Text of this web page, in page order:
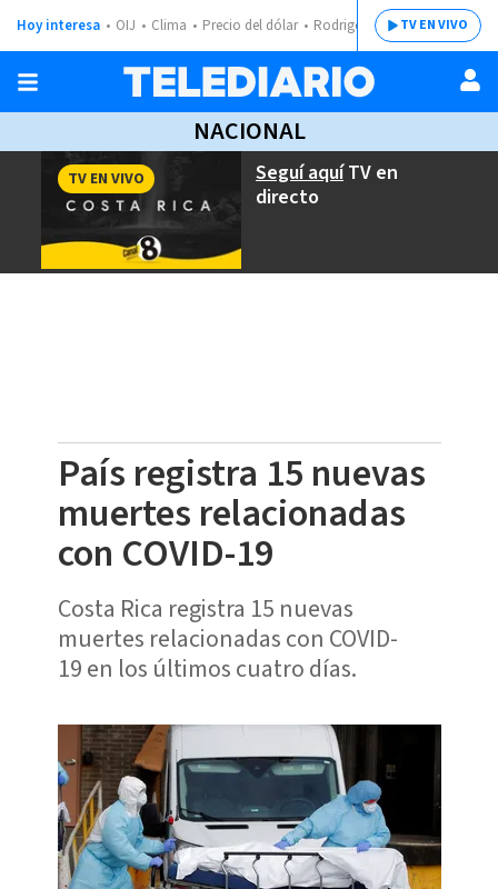
Hoy interesa OIJ Clima Precio del dólar Rodrigo ChavesTV EN VIVO
NACIONAL
Seguí aquíTV en
directo
TV EN VIVO
País registra 15 nuevas
muertes relacionadas
con COVID-19
Costa Rica registra 15 nuevas
muertes relacionadas con COVID-
19 en los últimos cuatro días.